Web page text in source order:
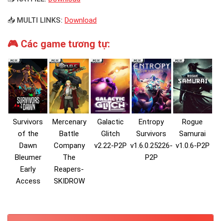
📥 MULTI LINKS: Download
🎮 Các game tương tự:
Survivors
of the
Dawn
Bleumer
Early
Access
Mercenary
Battle
Company
The
Reapers-
SKIDROW
Galactic
Glitch
v2.22-P2P
Entropy
Survivors
v1.6.0.25226-
P2P
Rogue
Samurai
v1.0.6-P2P